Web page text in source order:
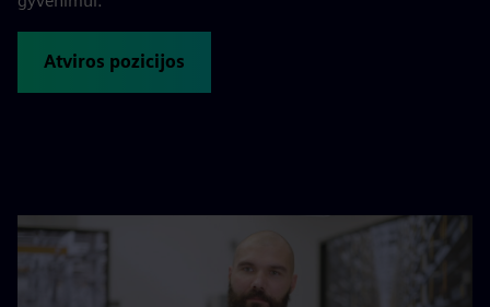
Atviros pozicijos